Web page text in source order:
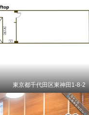
東京都千代田区東神田1-8-2